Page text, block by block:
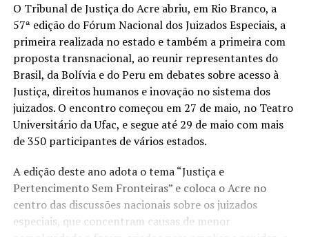
O Tribunal de Justiça do Acre abriu, em Rio Branco, a
57ª edição do Fórum Nacional dos Juizados Especiais, a
primeira realizada no estado e também a primeira com
proposta transnacional, ao reunir representantes do
Brasil, da Bolívia e do Peru em debates sobre acesso à
Justiça, direitos humanos e inovação no sistema dos
juizados. O encontro começou em 27 de maio, no Teatro
Universitário da Ufac, e segue até 29 de maio com mais
de 350 participantes de vários estados.
A edição deste ano adota o tema “Justiça e
Pertencimento Sem Fronteiras” e coloca o Acre no
centro das discussões nacionais sobre os juizados
especiais, que concentram causas de menor